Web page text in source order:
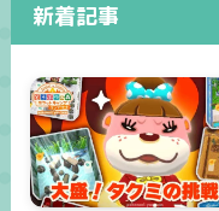
新着記事